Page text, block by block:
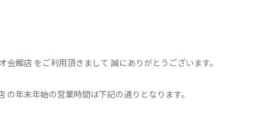
会館店 をご利用頂きまして 誠にありがとうございます。
年末年始の営業時間は下記の通りとなります。